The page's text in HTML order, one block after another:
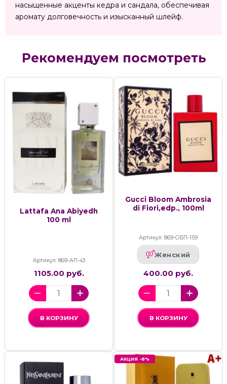
насыщенные акценты кедра и сандала, обеспечивая
аромату долговечность и изысканный шлейф.
Рекомендуем посмотреть
Lattafa Ana Abiyedh
100 ml
Артикул: 869-АП-43
1105.00 руб.
В КОРЗИНУ
Gucci Bloom Ambrosia
di Fiori,edp., 100ml
Артикул: 869-ОБП-159
Женский
400.00 руб.
В КОРЗИНУ
АКЦИЯ -8%